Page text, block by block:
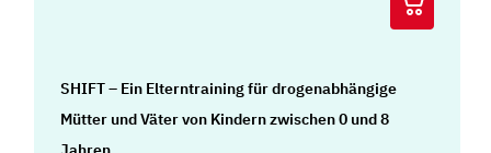
SHIFT – Ein Elterntraining für drogenabhängige
Mütter und Väter von Kindern zwischen 0 und 8